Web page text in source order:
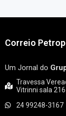
Correio
Um Jornal do
Travessa
Vitrinni sala 216
24 99248-3167